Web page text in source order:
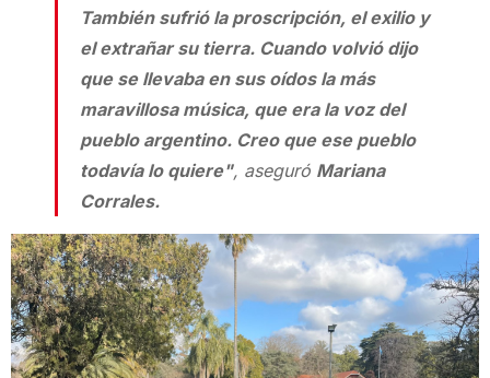
También sufrió la proscripción, el exilio y
el extrañar su tierra. Cuando volvió dijo
que se llevaba en sus oídos la más
maravillosa música, que era la voz del
pueblo argentino. Creo que ese pueblo
todavía lo quiere", aseguró Mariana
Corrales.